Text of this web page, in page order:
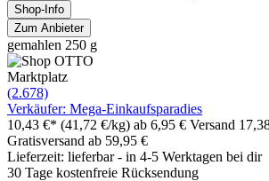
Shop-Info
Zum Anbieter
gemahlen 250 g
Marktplatz
(2.678)
Verkäufer: Mega-Einkaufsparadies
10,43 €* (41,72 €/kg) ab 6,95 € Versand
Gratisversand ab 59,95 €
Lieferzeit: lieferbar - in 4-5 Werktagen bei dir
30 Tage kostenfreie Rücksendung